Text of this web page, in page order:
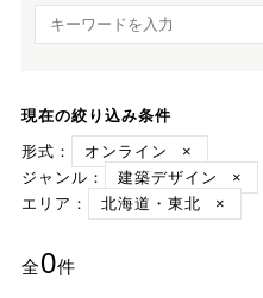
キーワード検索
現在の絞り込み条件
形式：
オンライン
×
ジャンル：
建築デザイン
×
エリア：
北海道・東北 ×
全0件